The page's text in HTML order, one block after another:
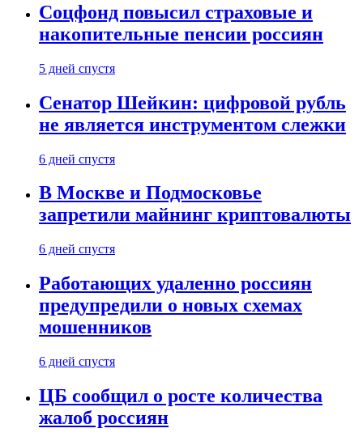
Соцфонд повысил страховые и
накопительные пенсии россиян
5 дней спустя
Сенатор Шейкин: цифровой рубль
не является инструментом слежки
6 дней спустя
В Москве и Подмосковье
запретили майнинг криптовалюты
6 дней спустя
Работающих удаленно россиян
предупредили о новых схемах
мошенников
6 дней спустя
ЦБ сообщил о росте количества
жалоб россиян